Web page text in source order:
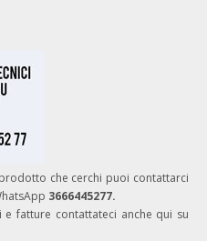
che cerchi puoi contattarci
3666445277.
fatture contattateci anche qui su